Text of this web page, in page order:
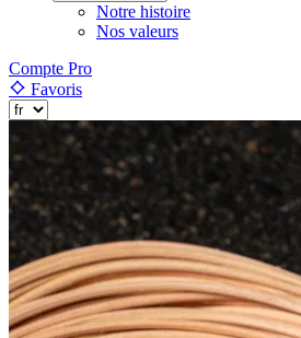
Notre histoire
Nos valeurs
Compte Pro
Favoris